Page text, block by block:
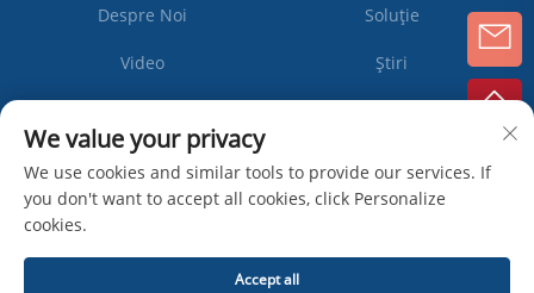
Despre Noi Soluție
Video Știri
We value your privacy
We use cookies and similar tools to provide our services. If
you don't want to accept all cookies, click Personalize
cookies.
Accept all